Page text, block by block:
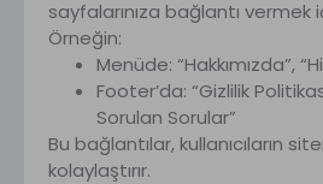
sayfalarınıza bağlantı vermek
Örneğin:
Menüde: “Hakkımızda”,
Footer’da: “Gizlilik
Sorulan Sorular”
Bu bağlantılar, kullanıcıların
kolaylaştırır.